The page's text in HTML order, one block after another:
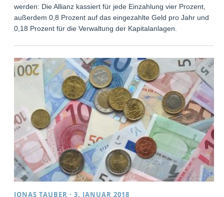
werden: Die Allianz kassiert für jede Einzahlung vier Prozent,
außerdem 0,8 Prozent auf das eingezahlte Geld pro Jahr und
0,18 Prozent für die Verwaltung der Kapitalanlagen.
JONAS TAUBER ·3. JANUAR 2018